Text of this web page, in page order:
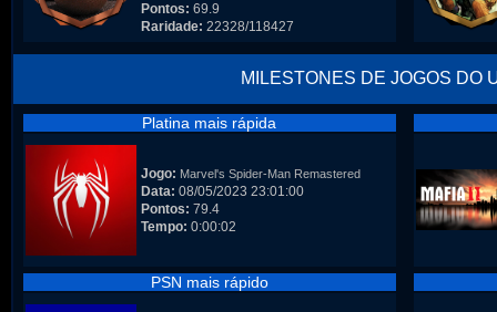
Pontos: 69.9
Raridade: 22328/118427
MILESTONES DE JOGOS DO
Platina mais rápida
Jogo: Marvel's Spider-Man Remastered
Data: 08/05/2023 23:01:00
Pontos: 79.4
Tempo: 0:00:02
PSN mais rápido